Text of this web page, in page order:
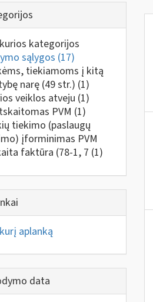
kategorijos
sąlygos (17)
tiekiamoms į kitą
narę (49 str.) (1)
veiklos atveju (1)
PVM (1)
tiekimo (paslaugų
įforminimas PVM
faktūra (78-1, 7 (1)
aplanką
data